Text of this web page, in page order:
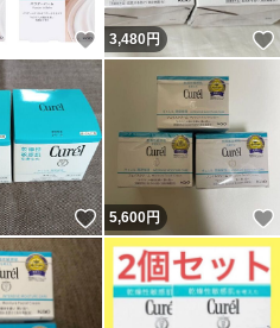
いいね！
3,480円
いいね！
5,600円